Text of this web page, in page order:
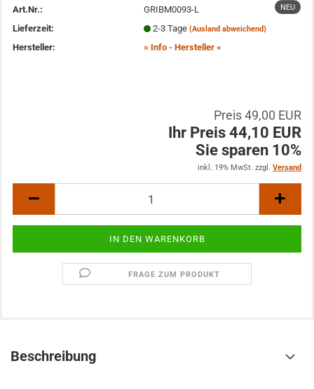
NEU
Art.Nr.:
GRIBM0093-L
Lieferzeit:
2-3 Tage (Ausland abweichend)
Hersteller: » Info - Hersteller «
Preis 49,00 EUR
Ihr Preis 44,10 EUR
Sie sparen 10%
inkl. 19% MwSt. zzgl. Versand
FRAGE ZUM PRODUKT
Beschreibung